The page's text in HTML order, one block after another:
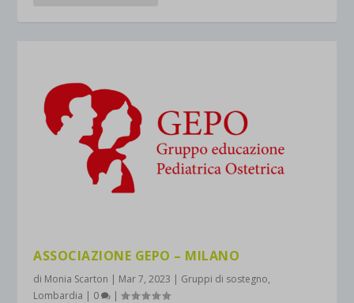
ASSOCIAZIONE GEPO – MILANO
di Monia Scarton | Mar 7, 2023 | Gruppi di sostegno,
Lombardia | 0 |